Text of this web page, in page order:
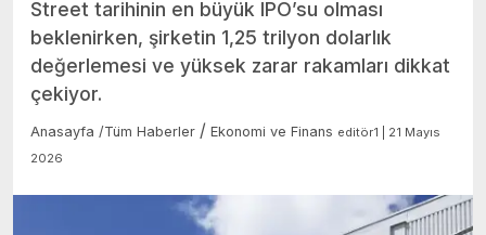
Street tarihinin en büyük IPO’su olması
beklenirken, şirketin 1,25 trilyon dolarlık
değerlemesi ve yüksek zarar rakamları dikkat
çekiyor.
Anasayfa /Tüm Haberler / Ekonomi ve Finans editör1 | 21 Mayıs
2026